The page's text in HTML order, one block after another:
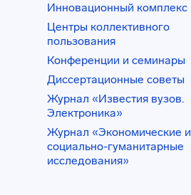
Инновационный комплекс
Центры коллективного
пользования
Конференции и семинары
Диссертационные советы
Журнал «Известия вузов.
Электроника»
Журнал «Экономические и
социально-гуманитарные
исследования»